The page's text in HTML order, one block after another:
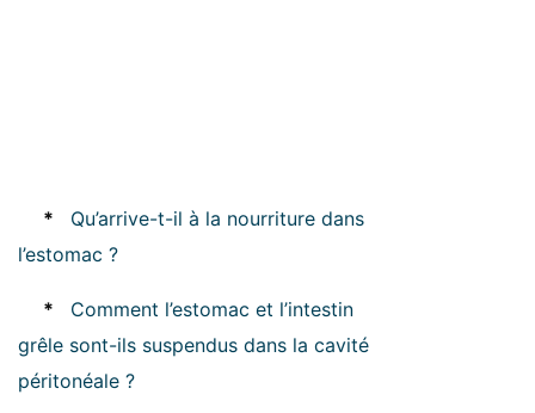
*
Qu’arrive-t-il à la nourriture dans
l’estomac ?
*
Comment l’estomac et l’intestin
grêle sont-ils suspendus dans la cavité
péritonéale ?